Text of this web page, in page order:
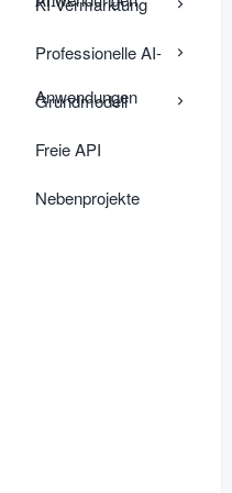
Professionelle AI-
Anwendungen
Grundmodell
Freie API
Nebenprojekte